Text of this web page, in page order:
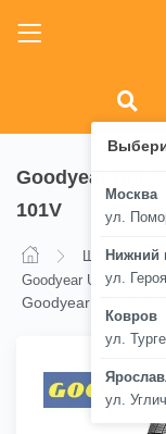
Москва
ул.
Нижний
ул.
Ковров
ул.
ул.
Goodyear
101V
Шины
Goodyear UltraGrip
Goodyear UltraGrip